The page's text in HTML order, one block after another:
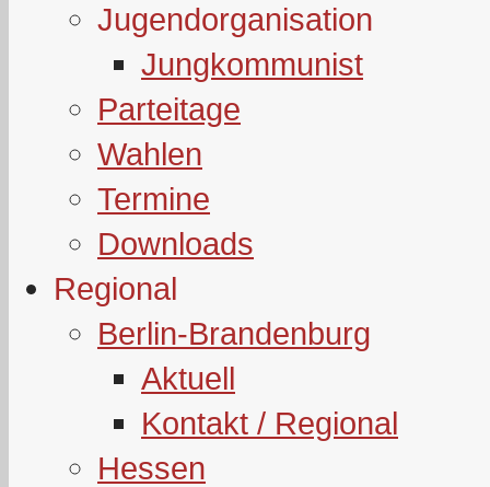
Jugendorganisation
Jungkommunist
Parteitage
Wahlen
Termine
Downloads
Regional
Berlin-Brandenburg
Aktuell
Kontakt / Regional
Hessen